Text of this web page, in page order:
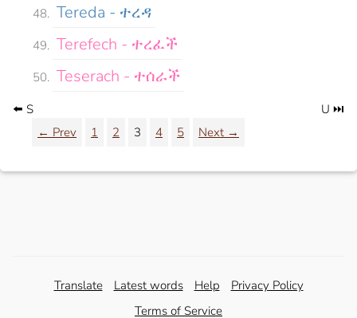
Tereda - ተረዳ
Terefech - ተረፈች
Teserach - ተሰራች
U ⏭️
⬅️ S
← Prev
1 2 3 4 5 Next →
Translate Latest words Help
Privacy Policy
Terms of Service